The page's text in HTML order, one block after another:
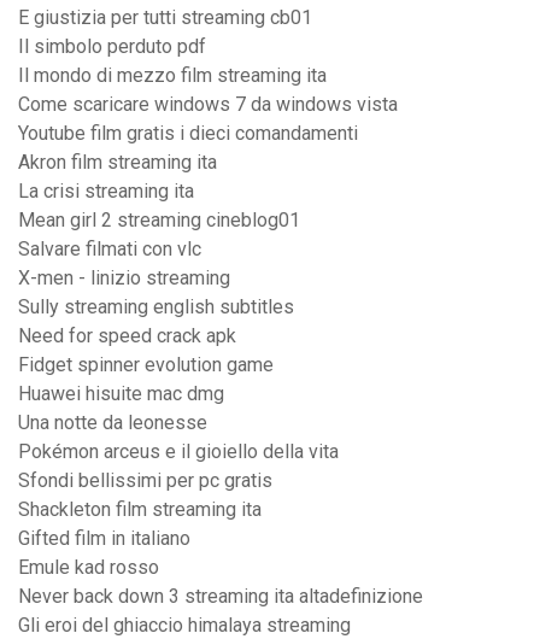
E giustizia per tutti streaming cb01
Il simbolo perduto pdf
Il mondo di mezzo film streaming ita
Come scaricare windows 7 da windows vista
Youtube film gratis i dieci comandamenti
Akron film streaming ita
La crisi streaming ita
Mean girl 2 streaming cineblog01
Salvare filmati con vlc
X-men - linizio streaming
Sully streaming english subtitles
Need for speed crack apk
Fidget spinner evolution game
Huawei hisuite mac dmg
Una notte da leonesse
Pokémon arceus e il gioiello della vita
Sfondi bellissimi per pc gratis
Shackleton film streaming ita
Gifted film in italiano
Emule kad rosso
Never back down 3 streaming ita altadefinizione
Gli eroi del ghiaccio himalaya streaming